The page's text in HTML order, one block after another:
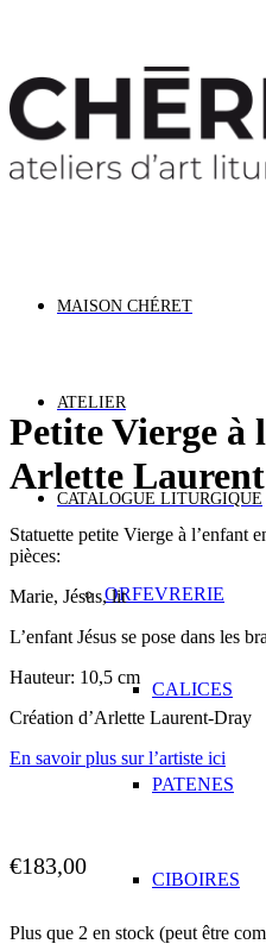
MAISON CHÉRET
ATELIER
CATALOGUE LITURGIQUE
ORFEVRERIE
CALICES
PATENES
CIBOIRES
Petite Vierge à
Arlette
Statuette petite Vierge à l’enfant
pièces:
Marie, Jésus, lit
L’enfant Jésus se pose dans les
Hauteur: 10,5 cm
Création d’Arlette Laurent-Dray
En savoir plus sur l’artiste ici
€183,00
Plus que 2 en stock (peut être